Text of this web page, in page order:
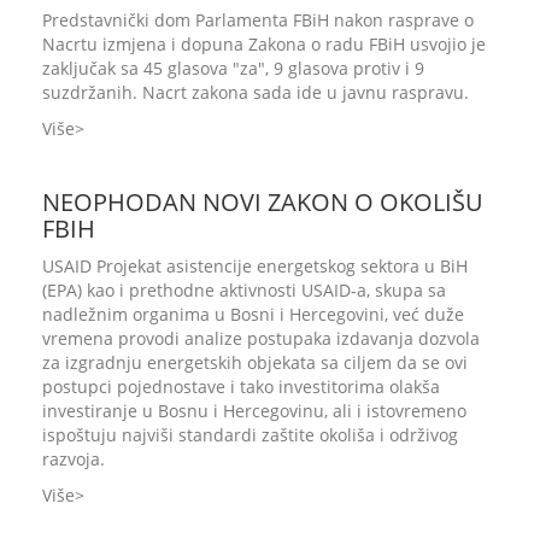
Predstavnički dom Parlamenta FBiH nakon rasprave o
Nacrtu izmjena i dopuna Zakona o radu FBiH usvojio je
zaključak sa 45 glasova "za", 9 glasova protiv i 9
suzdržanih. Nacrt zakona sada ide u javnu raspravu.
Više
NEOPHODAN NOVI ZAKON O OKOLIŠU
FBIH
USAID Projekat asistencije energetskog sektora u BiH
(EPA) kao i prethodne aktivnosti USAID-a, skupa sa
nadležnim organima u Bosni i Hercegovini, već duže
vremena provodi analize postupaka izdavanja dozvola
za izgradnju energetskih objekata sa ciljem da se ovi
postupci pojednostave i tako investitorima olakša
investiranje u Bosnu i Hercegovinu, ali i istovremeno
ispoštuju najviši standardi zaštite okoliša i održivog
razvoja.
Više